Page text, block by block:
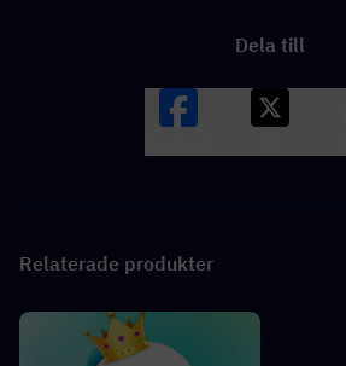
Dela till
Relaterade produkter